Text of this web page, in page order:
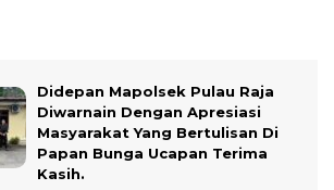
Didepan Mapolsek Pulau Raja
Diwarnain Dengan Apresiasi
Masyarakat Yang Bertulisan Di
Papan Bunga Ucapan Terima
Kasih.